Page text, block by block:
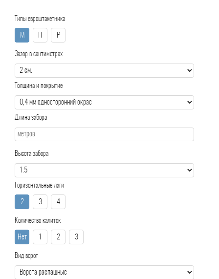
Типы евроштакетника
М Р
Зазор в сантиметрах
Толщина и покрытие
Длина забора
Высота забора
Горизонтальные лаги
2 3 4
Количество калиток
Нет 2 3
Вид ворот